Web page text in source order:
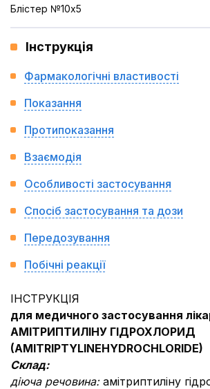
Блістер №10x5
Інструкція
Фармакологічні властивості
Показання
Протипоказання
Взаємодія
Особливості застосування
Спосіб застосування та дози
Передозування
Побічні реакції
ІНСТРУКЦІЯ
для медичного застосування
АМІТРИПТИЛІНУ ГІДРОХЛОРИД
(AMITRIPTYLINEHYDROCHLORIDE)
Склад:
діюча речовина: амітриптиліну